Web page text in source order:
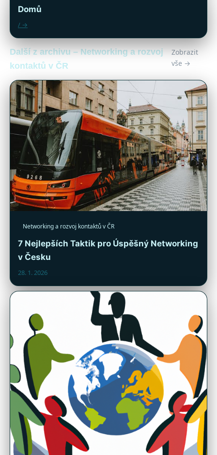
Domů
/ →
Další z archivu – Networking a rozvoj
kontaktů v ČR
Zobrazit
vše →
Networking a rozvoj kontaktů v ČR
7 Nejlepších Taktik pro Úspěšný Networking
v Česku
28. 1. 2026